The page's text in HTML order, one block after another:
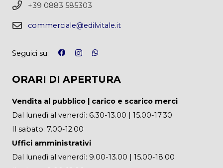
+39 0883 585303
commerciale@edilvitale.it
Seguici su:
ORARI DI APERTURA
Vendita al pubblico | carico e scarico merci
Dal lunedì al venerdì: 6.30-13.00 | 15.00-17.30
Il sabato: 7.00-12.00
Uffici amministrativi
Dal lunedì al venerdì: 9.00-13.00 | 15.00-18.00